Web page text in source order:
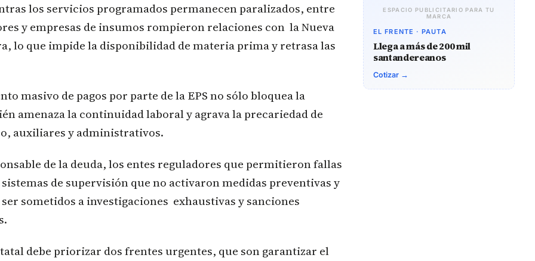
los servicios programados permanecen paralizados, entre
y empresas de insumos rompieron relaciones con la Nueva
lo que impide la disponibilidad de materia prima y retrasa las
masivo de pagos por parte de la EPS no sólo bloquea la
amenaza la continuidad laboral y agrava la precariedad de
auxiliares y administrativos.
de la deuda, los entes reguladores que permitieron fallas
de supervisión que no activaron medidas preventivas y
sometidos a investigaciones exhaustivas y sanciones
debe priorizar dos frentes urgentes, que son garantizar el
ESPACIO PUBLICITARIO PARA TU
MARCA
EL FRENTE · PAUTA
Llega a más de 200 mil
santandereanos
Cotizar →